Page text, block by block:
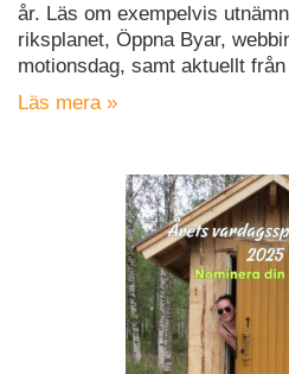
år. Läs om exempelvis
riksplanet, Öppna Byar,
motionsdag, samt aktuellt
Läs mera »